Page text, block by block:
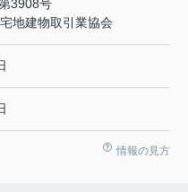
3908号
地建物取引業協会
情報の見方